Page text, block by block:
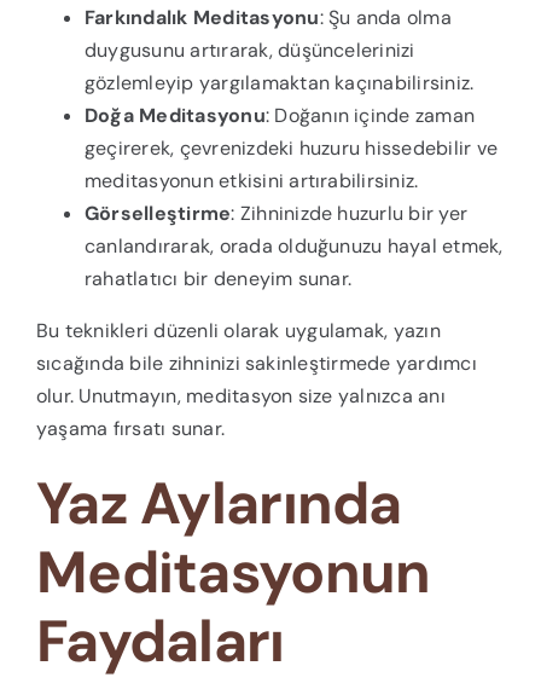
Farkındalık Meditasyonu: Şu anda olma
duygusunu artırarak, düşüncelerinizi
gözlemleyip yargılamaktan kaçınabilirsiniz.
Doğa Meditasyonu: Doğanın içinde zaman
geçirerek, çevrenizdeki huzuru hissedebilir ve
meditasyonun etkisini artırabilirsiniz.
Görselleştirme: Zihninizde huzurlu bir yer
canlandırarak, orada olduğunuzu hayal etmek,
rahatlatıcı bir deneyim sunar.
Bu teknikleri düzenli olarak uygulamak, yazın
sıcağında bile zihninizi sakinleştirmede yardımcı
olur. Unutmayın, meditasyon size yalnızca anı
yaşama fırsatı sunar.
Yaz Aylarında
Meditasyonun
Faydaları